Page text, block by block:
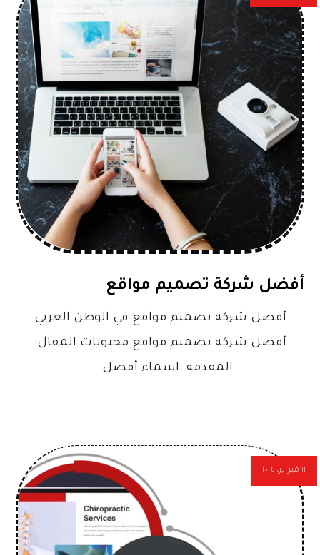
أفضل شركة تصميم مواقع
أفضل شركة تصميم مواقع في الوطن العربي
أفضل شركة تصميم مواقع محتويات المقال:
المقدمة. اسماء أفضل ...
١٢ فبراير، ٢٠٢٤